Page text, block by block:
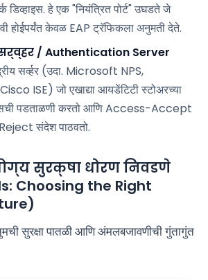
डिव्हाइस. हे एक "नियंत्रित पोर्ट" उघडते जे
होईपर्यंत केवळ EAP ट्रॅफिकला अनुमती देते.
/ Authentication Server
सर्व्हर (उदा. Microsoft NPS,
ISE) जो एखाद्या आयडेंटिटी स्टोअरच्या
पडताळणी करतो आणि Access-Accept
संदेश पाठवतो.
सुरक्षा धोरण निवडणे
Choosing the Right
सुरक्षा पातळी आणि अंमलबजावणीची गुंतागुंत